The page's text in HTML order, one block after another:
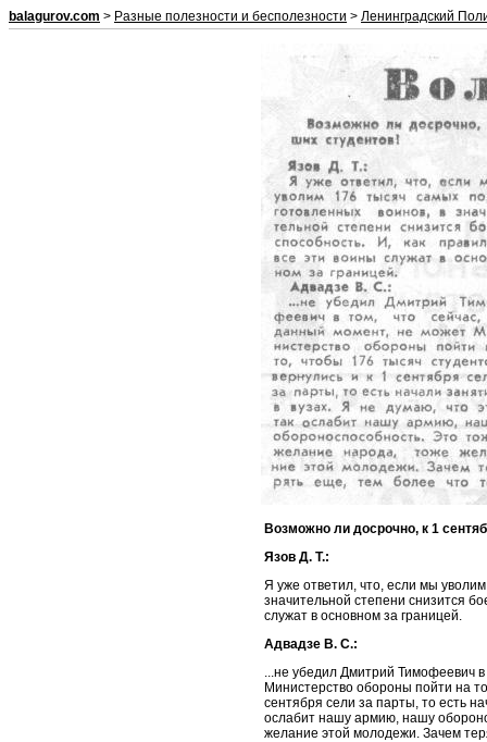
balagurov.com > Разные полезности и бесполезности > Ленинградский
Возможно ли досрочно, к 1
Язов Д. Т.:
Я уже ответил, что, если мы
значительной степени снизится
служат в основном за границей.
Адвадзе В. С.:
...не убедил Дмитрий Тимофеевич
Министерство обороны пойти на
сентября сели за парты, то есть
ослабит нашу армию, нашу
желание этой молодежи. Зачем